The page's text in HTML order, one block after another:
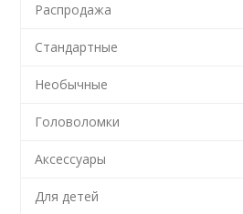
Распродажа
Стандартные
Необычные
Головоломки
Аксессуары
Для детей